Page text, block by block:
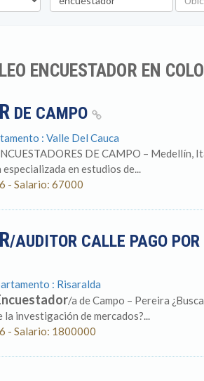
ENCUESTADOR EN
DE CAMPO
: Valle Del Cauca
DE CAMPO –
en estudios de...
- Salario: 67000
/AUDITOR CALLE PAGO
: Risaralda
/a de Campo – Pereira
la investigación de mercados?...
- Salario: 1800000